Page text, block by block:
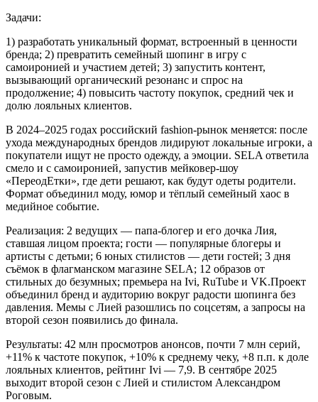
Задачи:
1) разработать уникальный формат, встроенный в ценности
бренда; 2) превратить семейный шопинг в игру с
самоиронией и участием детей; 3) запустить контент,
вызывающий органический резонанс и спрос на
продолжение; 4) повысить частоту покупок, средний чек и
долю лояльных клиентов.
В 2024–2025 годах российский fashion-рынок меняется: после
ухода международных брендов лидируют локальные игроки, а
покупатели ищут не просто одежду, а эмоции. SELA ответила
смело и с самоиронией, запустив мейковер-шоу
«ПереодЕтки», где дети решают, как будут одеты родители.
Формат объединил моду, юмор и тёплый семейный хаос в
медийное событие.
Реализация: 2 ведущих — папа-блогер и его дочка Лия,
ставшая лицом проекта; гости — популярные блогеры и
артисты с детьми; 6 юных стилистов — дети гостей; 3 дня
съёмок в флагманском магазине SELA; 12 образов от
стильных до безумных; премьера на Ivi, RuTube и VK.Проект
объединил бренд и аудиторию вокруг радости шопинга без
давления. Мемы с Лией разошлись по соцсетям, а запросы на
второй сезон появились до финала.
Результаты: 42 млн просмотров анонсов, почти 7 млн серий,
+11% к частоте покупок, +10% к среднему чеку, +8 п.п. к доле
лояльных клиентов, рейтинг Ivi — 7,9. В сентябре 2025
выходит второй сезон с Лией и стилистом Александром
Роговым.